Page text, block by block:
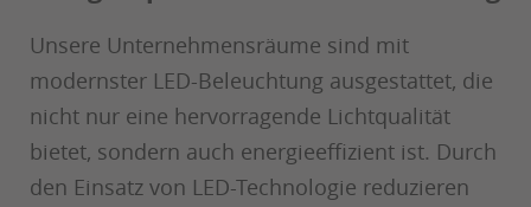
Unsere Unternehmensräume sind mit
modernster LED-Beleuchtung ausgestattet, die
nicht nur eine hervorragende Lichtqualität
bietet, sondern auch energieeffizient ist. Durch
den Einsatz von LED-Technologie reduzieren